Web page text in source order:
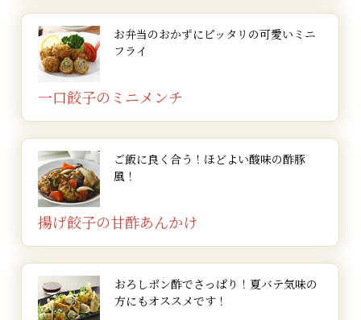
お弁当のおかずにピッタリの可愛いミニ
フライ
一口餃子のミニメンチ
ご飯に良く合う！ ほどよい酸味の酢豚
風！
揚げ餃子の甘酢あんかけ
おろしポン酢でさっぱり！ 夏バテ気味の
方にもオススメです！
フルーツトマト
1個
和風ドレッシング
※調理時のやけど等にご注意ください。
作り方：
生餃子を蒸し器で約10分間蒸します。
その間に菜の花、アスパラは、それぞれ色良く塩茹
でにした後、適当な大きさに切ります。
ゆで筍、人参は薄く切り水にさらします。
山うどは皮をむいて食べやすく切ったら、酢水にさ
らします。
蒸しあがった餃子と水気を切った人参、山うど、そ
の他の具材を綺麗に盛り付け、一口サイズに切った
一口餃子
10個程度
衣
小麦粉
卵
生パン粉
約30g
揚げ油
せん切りキャベツ
トマト
パセリ
少々
生餃子
10個程度
玉ねぎ
人参
ピーマン
A
醤油
酢
砂糖
ごま
小さじ1/2
片栗粉
大さじ1/2
材料： 2人分
生餃子
10個程度
水菜
大根
万能ねぎ
2～3本
作り方：
生餃子を焼きます。
水菜は洗って食べやすく切り、大根はすりおろし、
万能ねぎは小口切りにしておきます。
し・万能ねぎを飾ります。
ポン酢をかければ、出来あがりです。
生餃子
8個程度
ご飯
卵
小ねぎ
醤油
適量
塩・コショウ
作り方：
フライパンに油を引き火にかけたら、溶き卵を流し
入れ、続けてご飯を入れて炒めながら混ぜ合わせま
す。
材料： 2人分
一口餃子
16個程度
キムチ
卵
玉ねぎ
1/4個
作り方：
焼いた一口餃子を用意しておきます。
キムチを粗く刻み、玉ねぎは串切りにします。
さらに、焼いた一口餃子とキムチを入れ炒めます。
えのき茸
1/2束
舞茸
市販の中華スープ
作り方：
野菜ときのこをお好みの大きさに切っておきます。
鍋に中華スープを煮立て、先ほどの野菜ときのこを
加えひと煮立ちさせます。
生餃子を加えて、火が通れば出来あがりです。
※豆板醤・醤油・ごま油を入れると、ピリ辛鍋として
もお楽しみいただけます。
※色々な種類の餃子でお楽しみいただけます。
肉焼売
市販の蒸しパンミックス
熱湯
作り方：
肉焼売を冷凍の場合はやや柔らかくなる程度に解凍
しておきます。
市販の蒸しパンミックスに熱湯を加えながらかき混
ぜ、表面がなめらかになるまでこねます。
生地を8等分して丸く伸ばし、しゅうまいが中心に
来るよう包み込みます。
蒸し器にクッキングシートを敷いて、しゅうまいに
火が通るまで蒸したら出来あがりです。
肉焼売
8個程度
キャベツ
人参
じゃがいも
パセリ
適量
作り方：
キャベツを熱湯で茹でてしんなりさせ、芯の硬い部
分は削ぎ落とします。
付け合せの野菜は食べやすい大きさに切っておきま
す。
焼売をキャベツで巻き、巻き終わりを爪楊枝で止め
ます。
作り方：
両面焼きにした生餃子を用意しておきます。
フライパンとに水と市販のマーボーの素を入れ、ひ
と煮立ちさせたら火を止めて、
水溶き片栗粉(添付のもの)でトロミを付けます。
そこに餃子を入れて崩れないよう軽く混ぜます。
※調理時のやけど等にご注意ください。
※色々な種類の餃子でお楽しみいただけます。
閉じる
肉焼売
12個程度
長ねぎ
卵
水
パン粉
1カップ
揚げ油
お好みの餃子
作り方：
焼売を冷凍の場合はやや柔らかくなる程度に解凍し
ておきます。
長ねぎは2～3cmに切り、串にしゅうまい3個と切
餃子
6個程度
レタス(せん切り)
トマト(輪切り)
マヨネーズ
ラー油
適量
パン(バンズ)
作り方：
パンを切り、片面を軽く焼きます。
餃子を焼きます。
豆板醤
大さじ1
マヨネーズソース
マヨネーズと餃子のたれがベストマッチ！
餃子のたれ
1袋
スイートチリソース
女性の評価No.1
スイートチリソース
レモン汁
大さじ1
ケチャップソース
本格中華の味わいです
餃子
10個程度
焼きそば麺
塩
コショウ
青のり
適量
紅生姜
作り方：
フライパンにサラダ油を入れて火をつけ、麺を炒め
ます。
餃子を加えてさらに炒め、塩・コショウで味を調え
餃子
20個程度
ピザ用チーズ
ピザソース
バジル
作り方：
餃子をフライパンに丸く並べて焼きます。
火が通ったら裏返し、両面をしっかり焼きます。
チーズをのせピザソースをかけます。
さらにチーズをたっぷりのせて蓋をします。
チーズが溶けたらお好みでバジルを飾れば出来あが
りです。
※【2】で裏返すことが難しい場合は、一度お皿に移
シチューのルー
2皿分
水
作り方：
鍋を温めバターを溶かし、野菜を焦がさないように
炒めます。
分量の水を入れて、野菜が柔らかくなるまで煮ま
す。
シチューのルーを入れて、煮込めば出来あがりで
す。
※調理時のやけど等にご注意ください。
餃子
8個程度
サラダ油
卵
焼いた餃子をくずしておきます。
餃子と溶いた卵を混ぜ、タネを作ります。
フライパンを熱してサラダ油を引き、タネを流し入
れて丸く焼き、中心まで火を通します。
食べやすく切りわければ出来あがりです。
※色々な種類の餃子でお楽しみいただけます。
焼売
8個程度
じゃがいも
玉ねぎ
人参
コンソメスープ
800ml
塩・コショウ
サラダ油
作り方：
野菜は食べやすい大きさに切り、下ごしらえをして
おきます。
鍋を温めサラダ油を引き、野菜を焦がさないように
肉焼売
8個程度
人参
里芋
椎茸
蓮根
1/4個
砂糖
醤油
みりん
作り方：
野菜を食べやすい大きさに切り、下茹でしておきま
生餃子
10個程度
玉ねぎ
ニンニク
オリーブオイル
コンソメ顆粒
小さじ1
塩・コショウ
粉チーズ
作り方：
玉ねぎ、ニンニクをみじん切りにします。
フライパンにオリーブオイルを引き、ニンニクを入
れて火にかけ、香りがたってきたら、玉ねぎを入れ
生餃子
10個程度
ピーマン
人参
カレー粉
コンソメ顆粒
小さじ1
水
塩・コショウ
ご飯
2杯
サラダ油
作り方：
揚げた餃子
10個程度
玉ねぎ
ピーマン
人参
おろし生姜
小さじ1/2
砂糖
醤油
酢
作り方：
玉ねぎはスライスにし、ピーマン・人参はせん切り
ピザ用チーズ
塩・コショウ
作り方：
す。
焼き餃子は横に切れ目を入れます(卵がしみ込みや
すくなります)。
オーブンを180℃に予熱しておきます。
耐熱皿に【2】の餃子を並べ【4】を流し入れ、ピ
ザ用チーズを全体にのせ、半分に切ったプチトマト
を飾り、オーブンで20分程度焼いたら出来あがりで
焼いた餃子
16個程度
パスタ
ニンニク
唐辛子
オリーブオイル
大さじ2
刻みパセリ
作り方：
市販のパスタを、袋に記載の時間通りに茹でます。
フライパンにオリーブオイルを引いて温め、種を取
った唐辛子、薄く切ったニンニクを焦がさないよう
作り方：
焼き餃子は横半分に切れ目を入れます。
(デミグラスソースがしみ込みやすくなります)
グラタン皿に餃子を並べ、デミグラスソースを入
れ、ピザ用チーズ、パン粉を適量かけます。
200℃に温めたオーブンで20分程度焼きます。
す。
※調理時のやけど等にご注意ください。
※色々な種類の餃子でお楽しみいただけます。
閉じる
餃子
10個程度
お米
水または中華スープ
小ねぎ
作り方：
お米を洗って20～30分、ざるで水気を切ります。
炊飯器に【1】のお米を入れて、水または中華スー
プをお米2合分入れ、さらに餃子を入れて炊き、十
分蒸らします。
炊きあがった餃子を、ヘラで切るように混ぜ合わせ
ます。
器に盛り、細かく刻んだ小ねぎを散らしたら出来あ
がりです。
餃子
4個程度
じゃがいも
塩・コショウ
卵
小麦粉
適量
パン粉
揚げ油
作り方：
餃子が冷凍の場合はあらかじめ解凍しておきます。
じゃがいもはよく洗って、皮付きのまま竹串が軽く
通る位に茹で、温かいうちに皮をむいてつぶし、
餃子
10個程度
揚げ焼きそば麺
人参
なると
中華スープまたは水
3カップ
油
水溶き片栗粉
作り方：
人参・なるとは食べやすく切り、絹さやは筋を取
り、硬めに茹でて水に取り冷まします。人参も、や
や硬めに茹でます。